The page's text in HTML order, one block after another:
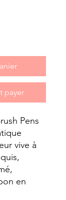
payer
Pens
vive à
en